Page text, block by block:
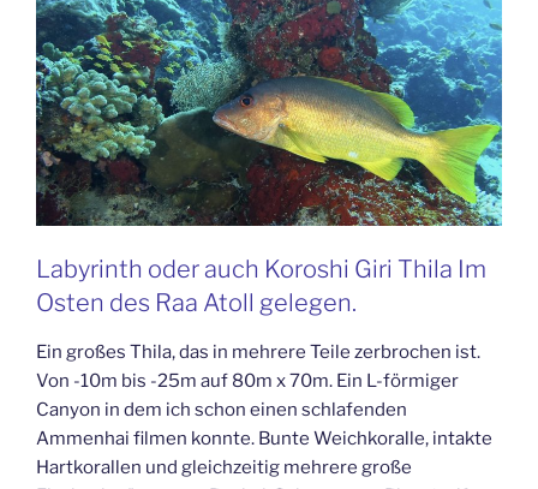
Labyrinth oder auch Koroshi Giri Thila Im
Osten des Raa Atoll gelegen.
Ein großes Thila, das in mehrere Teile zerbrochen ist.
Von -10m bis -25m auf 80m x 70m. Ein L-förmiger
Canyon in dem ich schon einen schlafenden
Ammenhai filmen konnte. Bunte Weichkoralle, intakte
Hartkorallen und gleichzeitig mehrere große